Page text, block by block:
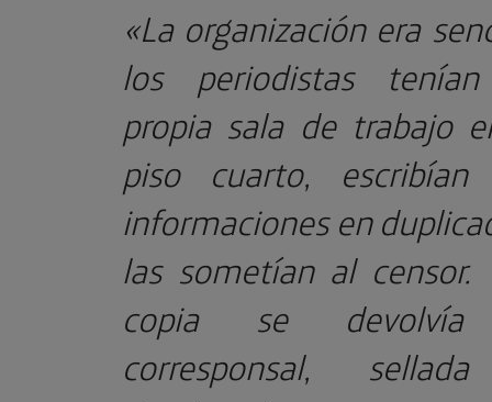
«La organización era
los periodistas
propia sala de trabajo
piso cuarto, escribían
informaciones en
las sometían al censor.
copia se
corresponsal,